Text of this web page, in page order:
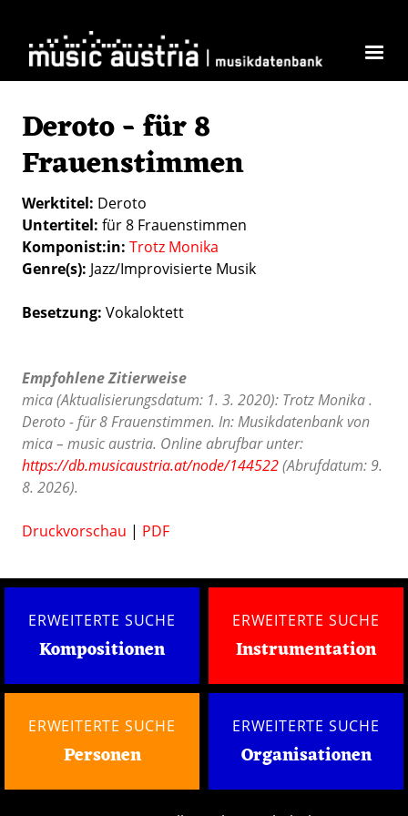
Deroto - für 8
Frauenstimmen
Werktitel Deroto
Untertitel für 8 Frauenstimmen
Komponist:in Trotz Monika
Genre(s) Jazz/Improvisierte Musik
Besetzung Vokaloktett
Empfohlene Zitierweise
mica (Aktualisierungsdatum: 1. 3. 2020): Trotz Monika .
Deroto - für 8 Frauenstimmen. In: Musikdatenbank von
mica – music austria. Online abrufbar unter:
https://db.musicaustria.at/node/144522(Abrufdatum: 9.
8. 2026).
Druckvorschau | PDF
ERWEITERTE SUCHE
Kompositionen
ERWEITERTE SUCHE
Instrumentation
ERWEITERTE SUCHE
Personen
ERWEITERTE SUCHE
Organisationen